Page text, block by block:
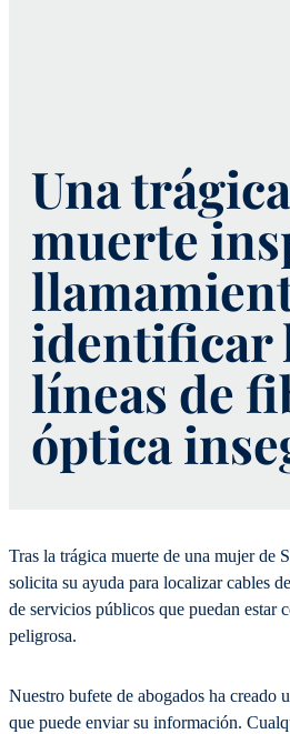
Una trágica
muerte
identificar
líneas de
óptica
Tras la trágica muerte de una mujer de
solicita su ayuda para localizar cables
de servicios públicos que puedan estar
peligrosa.
Nuestro bufete de abogados ha creado
que puede enviar su información.